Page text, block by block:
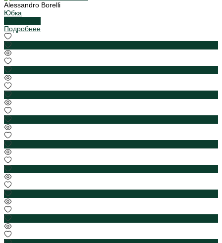
Alessandro Borelli
Юбка
Подробнее